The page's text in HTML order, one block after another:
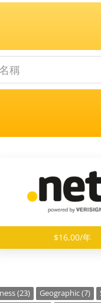
$16.00/年
(23) Geographic (7)